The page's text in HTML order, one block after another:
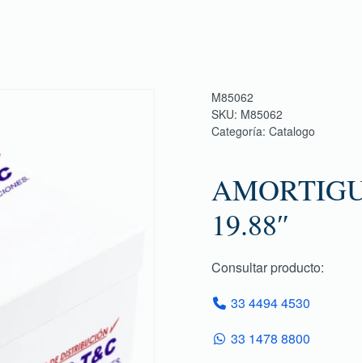
M85062
SKU: M85062
Categoría: Catalogo
19.88″
Consultar producto:
33 4494 4530
33 1478 8800